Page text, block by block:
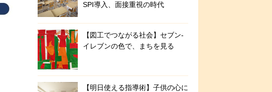
SPI導入、面接重視の時代
【図工でつながる社会】セブン‐
イレブンの色で、まちを見る
【明日使える指導術】子供の心に